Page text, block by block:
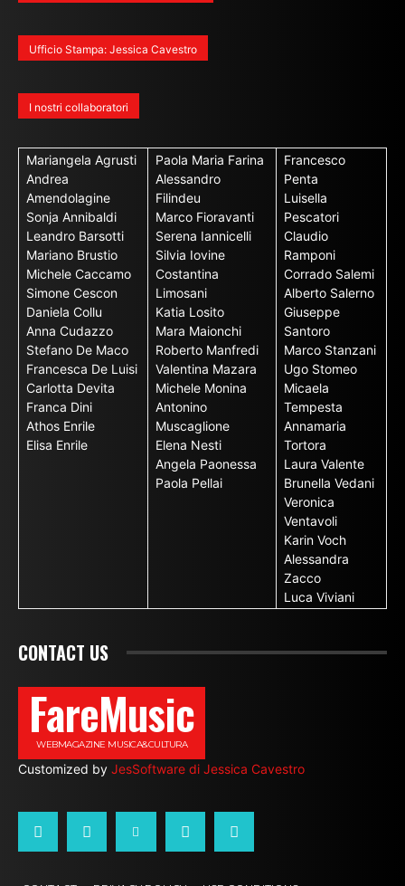
Ufficio Stampa: Jessica Cavestro
I nostri collaboratori
Mariangela Agrusti
Andrea
Amendolagine
Sonja Annibaldi
Leandro Barsotti
Mariano Brustio
Michele Caccamo
Simone Cescon
Daniela Collu
Anna Cudazzo
Stefano De Maco
Francesca De Luisi
Carlotta Devita
Franca Dini
Athos Enrile
Elisa Enrile
Paola Maria Farina
Alessandro
Filindeu
Marco Fioravanti
Serena Iannicelli
Silvia Iovine
Costantina
Limosani
Katia Losito
Mara Maionchi
Roberto Manfredi
Valentina Mazara
Michele Monina
Antonino
Muscaglione
Elena Nesti
Angela Paonessa
Paola Pellai
Francesco
Penta
Luisella
Pescatori
Claudio
Ramponi
Corrado Salemi
Alberto Salerno
Giuseppe
Santoro
Marco Stanzani
Ugo Stomeo
Micaela
Tempesta
Annamaria
Tortora
Laura Valente
Brunella Vedani
Veronica
Ventavoli
Karin Voch
Alessandra
Zacco
Luca Viviani
CONTACT US
FareMusic
WEBMAGAZINE MUSICA&CULTURA
Customized by JesSoftware di Jessica Cavestro